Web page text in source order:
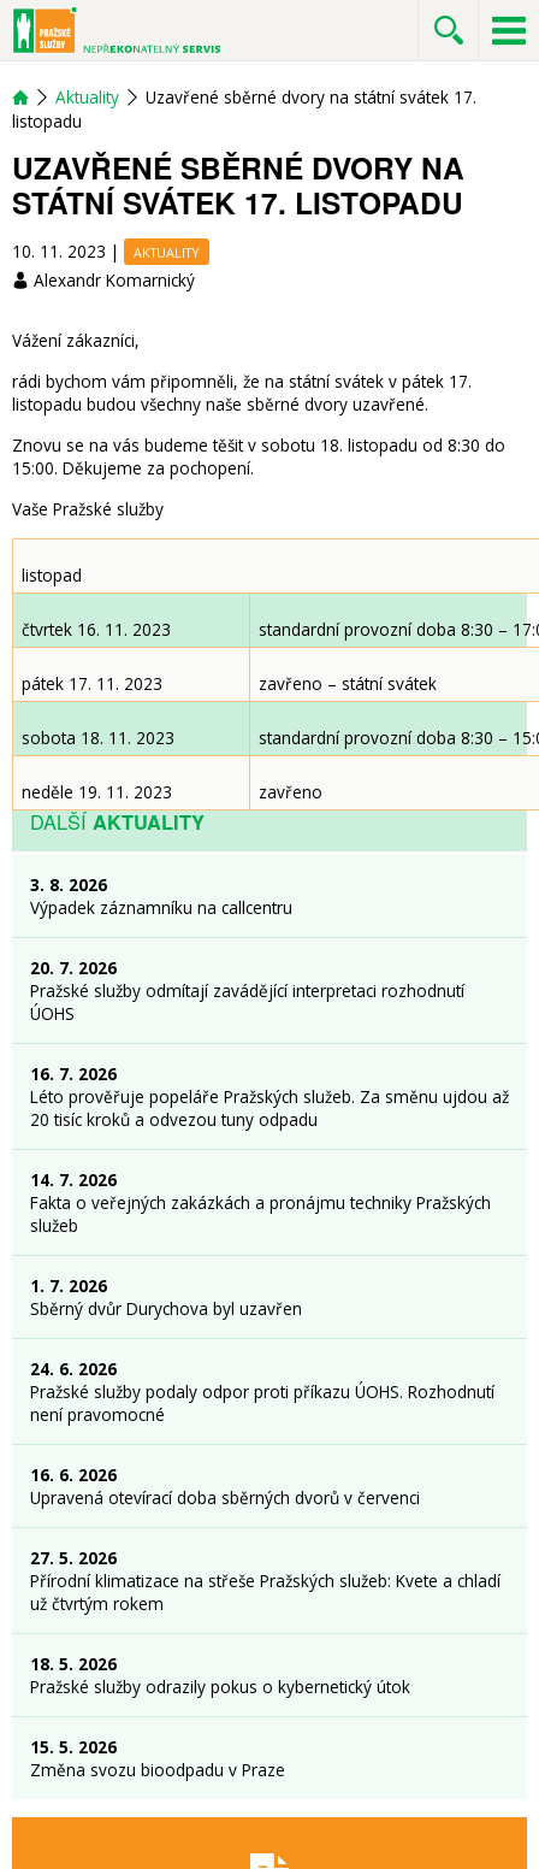
Aktuality
Uzavřené sběrné dvory na státní svátek 17.
listopadu
UZAVŘENÉ SBĚRNÉ DVORY NA
STÁTNÍ SVÁTEK 17. LISTOPADU
10. 11. 2023 | AKTUALITY
Alexandr Komarnický
Vážení zákazníci,
rádi bychom vám připomněli, že na státní svátek v pátek 17.
listopadu budou všechny naše sběrné dvory uzavřené.
Znovu se na vás budeme těšit v sobotu 18. listopadu od 8:30 do
15:00. Děkujeme za pochopení.
Vaše Pražské služby
listopad
čtvrtek 16. 11. 2023 standardní provozní doba 8:30 –
pátek 17. 11. 2023 zavřeno – státní svátek
sobota 18. 11. 2023 standardní provozní doba 8:30 –
neděle 19. 11. 2023 zavřeno
DALŠÍAKTUALITY
3. 8. 2026
Výpadek záznamníku na callcentru
20. 7. 2026
Pražské služby odmítají zavádějící interpretaci rozhodnutí
ÚOHS
16. 7. 2026
Léto prověřuje popeláře Pražských služeb. Za směnu ujdou až
20 tisíc kroků a odvezou tuny odpadu
14. 7. 2026
Fakta o veřejných zakázkách a pronájmu techniky Pražských
služeb
1. 7. 2026
Sběrný dvůr Durychova byl uzavřen
24. 6. 2026
Pražské služby podaly odpor proti příkazu ÚOHS. Rozhodnutí
není pravomocné
16. 6. 2026
Upravená otevírací doba sběrných dvorů v červenci
27. 5. 2026
Přírodní klimatizace na střeše Pražských služeb: Kvete a chladí
už čtvrtým rokem
18. 5. 2026
Pražské služby odrazily pokus o kybernetický útok
15. 5. 2026
Změna svozu bioodpadu v Praze